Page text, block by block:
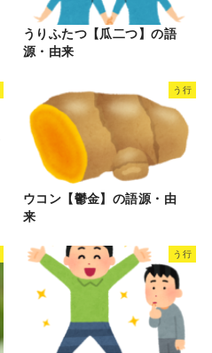
うりふたつ【瓜二つ】の語
源・由来
う行
ウコン【鬱金】の語源・由
来
う行